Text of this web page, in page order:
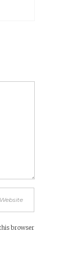
browser